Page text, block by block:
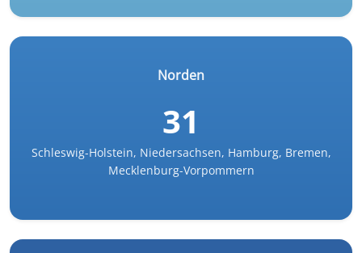
Norden
31
Schleswig-Holstein, Niedersachsen, Hamburg, Bremen,
Mecklenburg-Vorpommern